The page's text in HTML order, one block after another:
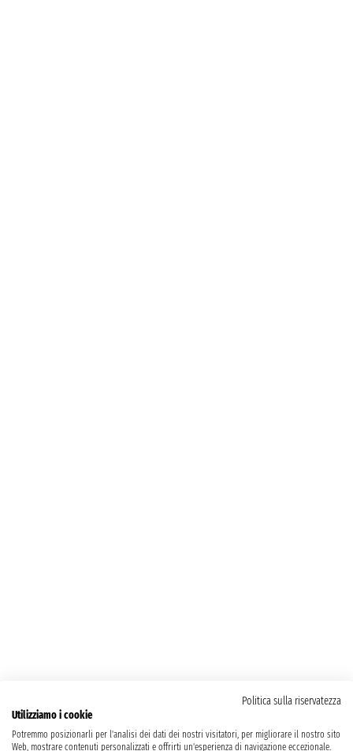
Politica sulla riservatezza
Utilizziamo i cookie
Potremmo posizionarli per l'analisi dei dati dei nostri visitatori, per migliorare il nostro sito
Web, mostrare contenuti personalizzati e offrirti un'esperienza di navigazione eccezionale.